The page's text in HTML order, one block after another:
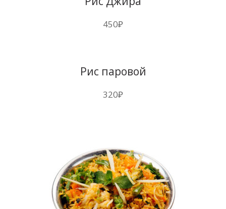
450₽
Рис паровой
320₽